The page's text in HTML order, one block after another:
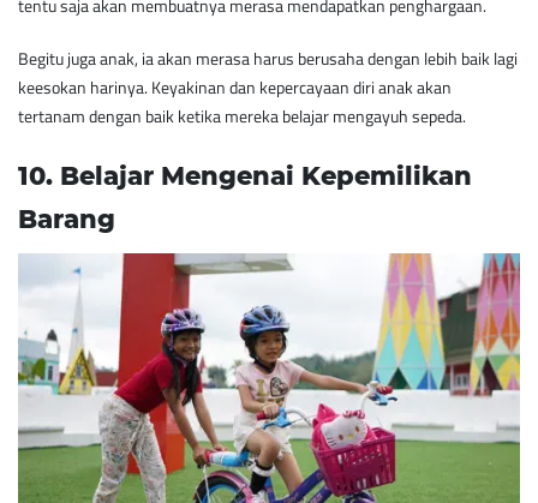
tentu saja akan membuatnya merasa mendapatkan penghargaan.
Begitu juga anak, ia akan merasa harus berusaha dengan lebih baik lagi
keesokan harinya. Keyakinan dan kepercayaan diri anak akan
tertanam dengan baik ketika mereka belajar mengayuh sepeda.
​10. Belajar Mengenai Kepemilikan
Barang